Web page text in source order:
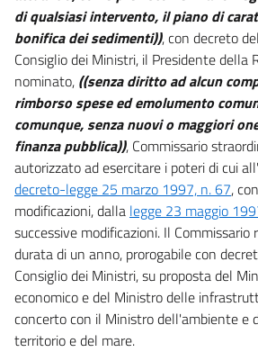
di qualsiasi intervento, il piano di
bonifica dei sedimenti)), con decreto
Consiglio dei Ministri, il Presidente della
nominato, ((senza diritto ad alcun
rimborso spese ed emolumento
comunque, senza nuovi o maggiori
finanza pubblica)), Commissario
autorizzato ad esercitare i poteri di cui all'
decreto-legge 25 marzo 1997, n. 67,
modificazioni, dalla legge 23 maggio
successive modificazioni. Il
durata di un anno, prorogabile con
Consiglio dei Ministri, su proposta del
economico e del Ministro delle
concerto con il Ministro dell'ambiente e
territorio e del mare.